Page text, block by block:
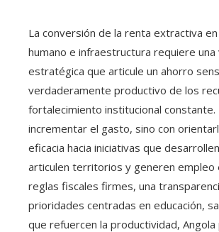
La conversión de la renta extractiva
humano e infraestructura requiere una
estratégica que articule un ahorro
verdaderamente productivo de los
fortalecimiento institucional constante.
incrementar el gasto, sino con
eficacia hacia iniciativas que
articulen territorios y generen empleo
reglas fiscales firmes, una
prioridades centradas en educación,
que refuercen la productividad, Angola